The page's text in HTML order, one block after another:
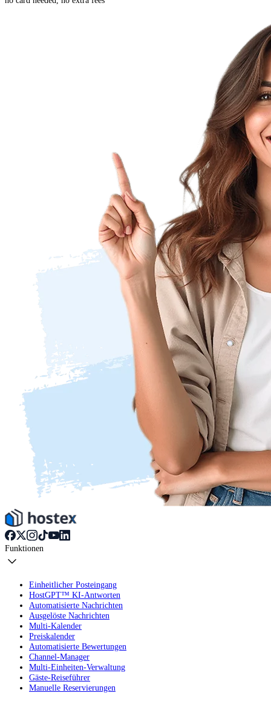
Funktionen
Einheitlicher Posteingang
HostGPT™ KI-Antworten
Automatisierte Nachrichten
Ausgelöste Nachrichten
Multi-Kalender
Preiskalender
Automatisierte Bewertungen
Channel-Manager
Multi-Einheiten-Verwaltung
Gäste-Reiseführer
Manuelle Reservierungen